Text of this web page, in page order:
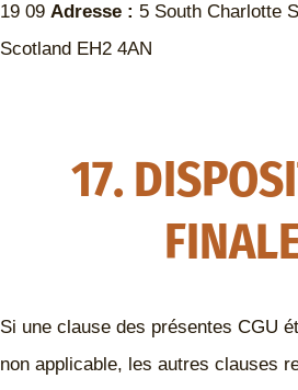
19 09 Adresse : 5 South Charlotte
Scotland EH2 4AN
17.
Si une clause des présentes CGU
non applicable, les autres clauses